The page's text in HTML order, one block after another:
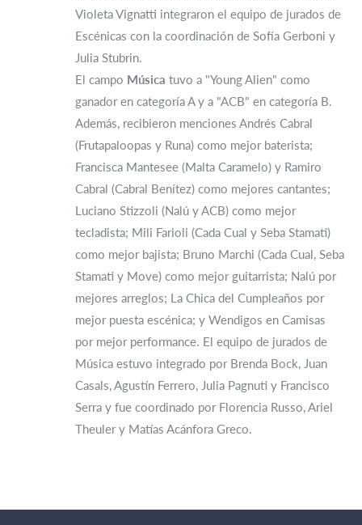
Violeta Vignatti integraron el equipo de jurados de
Escénicas con la coordinación de Sofía Gerboni y
Julia Stubrin.
El campo Música tuvo a "Young Alien" como
ganador en categoría A y a "ACB" en categoría B.
Además, recibieron menciones Andrés Cabral
(Frutapaloopas y Runa) como mejor baterista;
Francisca Mantesee (Malta Caramelo) y Ramiro
Cabral (Cabral Benítez) como mejores cantantes;
Luciano Stizzoli (Nalú y ACB) como mejor
tecladista; Mili Farioli (Cada Cual y Seba Stamati)
como mejor bajista; Bruno Marchi (Cada Cual, Seba
Stamati y Move) como mejor guitarrista; Nalú por
mejores arreglos; La Chica del Cumpleaños por
mejor puesta escénica; y Wendigos en Camisas
por mejor performance. El equipo de jurados de
Música estuvo integrado por Brenda Bock, Juan
Casals, Agustín Ferrero, Julia Pagnuti y Francisco
Serra y fue coordinado por Florencia Russo, Ariel
Theuler y Matías Acánfora Greco.